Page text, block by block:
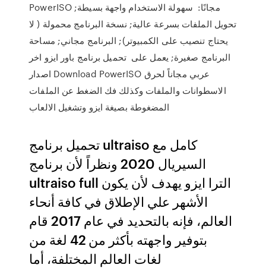
PowerISO مجانًا: سهولة الاستخدام واجهة بسيطة;
تحويل الملفات بسرعة عالية; نسخة البرنامج محمولة ( لا
يحتاج تنصيب على الكمبيوتر); البرنامج مجاني; مساحة
البرنامج صغيرة; يعمل على تحميل برنامج باور ايزو اخر
اصدار Download PowerISO عربي مجاناً لحرق
الاسطوانات والملفات وكذلك فك الضغط عن الملفات
تحميل برنامج ultraiso كامل مع
السيريال 2020 ونظراً لأن برنامج
ultraiso full الترا ايزو يهدف لأن يكون
الأشهر علي الإطلاق في كافة أنحاء
العالم، فإنه بالتحديد في عام 2017 قام
بتوفير واجهته بأكثر من 42 لغة من
لغات العالم المختلفة، أما